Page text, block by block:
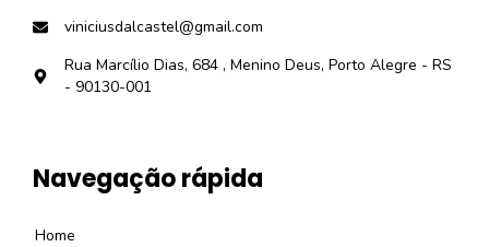
viniciusdalcastel@gmail.com
Rua Marcílio Dias, 684 , Menino Deus, Porto Alegre - RS
- 90130-001
Navegação rápida
Home